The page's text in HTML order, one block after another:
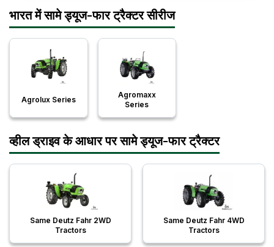
तुलना में बेहतर खींचने की शक्ति, ज्यादा मजबूत हाइड्रॉलिक्स और
ज्यादा उपकरणों के लिए सपोर्ट देते हैं।
भारत में सामे ड्यूज-फार ट्रैक्टर सीरीज
Agrolux Series
Agromaxx
Series
व्हील ड्राइव के आधार पर सामे ड्यूज-फार ट्रैक्टर
Same Deutz Fahr 2WD
Tractors
Same Deutz Fahr 4WD
Tractors